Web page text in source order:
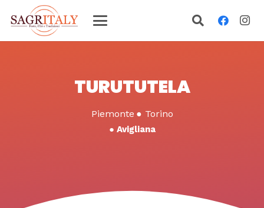
TURUTUTELA
Piemonte ● Torino
● Avigliana